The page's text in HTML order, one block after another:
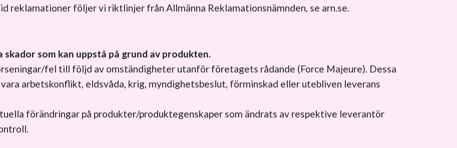
reklamationer följer vi riktlinjer från Allmänna Reklamationsnämnden, se arn.se.
som kan uppstå på grund av produkten.
fel till följd av omständigheter utanför företagets rådande (Force Majeure). Dessa
arbetskonflikt, eldsvåda, krig, myndighetsbeslut, förminskad eller utebliven leverans
förändringar på produkter/produktegenskaper som ändrats av respektive leverantör